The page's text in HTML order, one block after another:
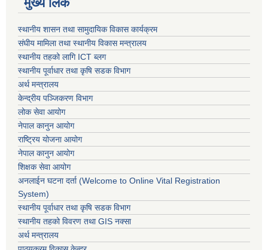
स्थानीय शासन तथा सामुदायिक विकास कार्यक्रम
संघीय मामिला तथा स्थानीय विकास मन्त्रालय
स्थानीय तहको लागि ICT ब्लग
स्थानीय पूर्वाधार तथा कृषि सडक विभाग
अर्थ मन्त्रालय
केन्द्रीय पञ्जिकरण विभाग
लोक सेवा आयोग
नेपाल कानुन आयोग
राष्ट्रिय योजना आयोग
नेपाल कानुन आयोग
शिक्षक सेवा आयोग
अनलाईन घटना दर्ता (Welcome to Online Vital Registration
System)
स्थानीय पूर्वाधार तथा कृषि सडक विभाग
स्थानीय तहको विवरण तथा GIS नक्सा
अर्थ मन्त्रालय